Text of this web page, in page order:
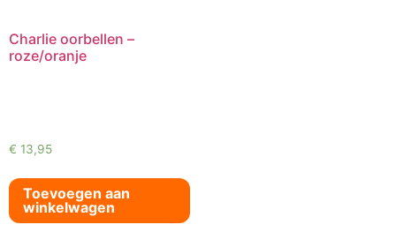
Charlie oorbellen –
roze/oranje
€ 13,95
Toevoegen aan
winkelwagen